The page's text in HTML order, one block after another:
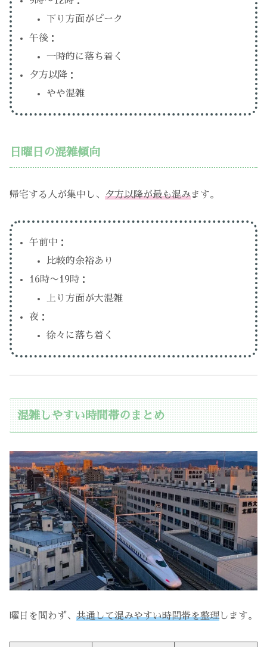
下り方面がピーク
午後：
一時的に落ち着く
夕方以降：
やや混雑
日曜日の混雑傾向
帰宅する人が集中し、 夕方以降が最も混みます。
午前中：
比較的余裕あり
16時〜19時：
上り方面が大混雑
夜：
徐々に落ち着く
混雑しやすい時間帯のまとめ
曜日を問わず、 共通して混みやすい時間帯を整理 します。